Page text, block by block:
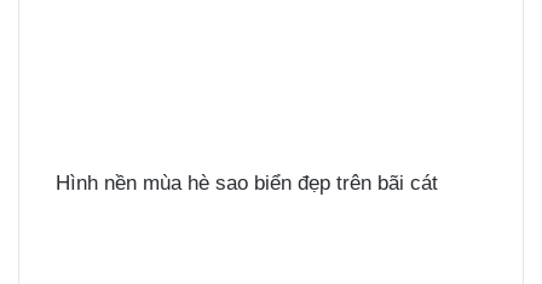
Hình nền mùa hè sao biển đẹp trên bãi cát